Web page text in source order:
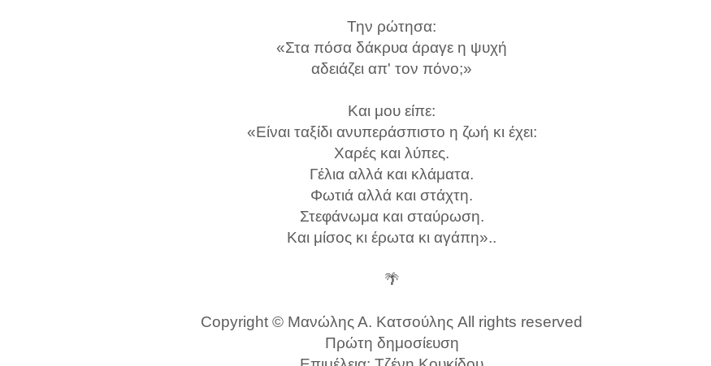
Την ρώτησα:
«Στα πόσα δάκρυα άραγε η ψυχή
αδειάζει απ' τον πόνο;»
Και μου είπε:
«Είναι ταξίδι ανυπεράσπιστο η ζωή κι έχει:
Χαρές και λύπες.
Γέλια αλλά και κλάματα.
Φωτιά αλλά και στάχτη.
Στεφάνωμα και σταύρωση.
Και μίσος κι έρωτα κι αγάπη»..
🌴
Copyright © Μανώλης Α. Κατσούλης All rights reserved
Πρώτη δημοσίευση